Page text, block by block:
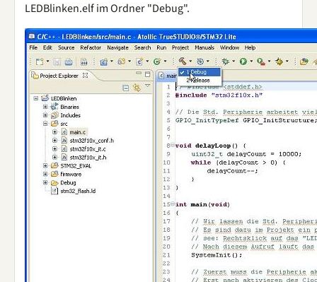
LEDBlinken.elf im Ordner "Debug".